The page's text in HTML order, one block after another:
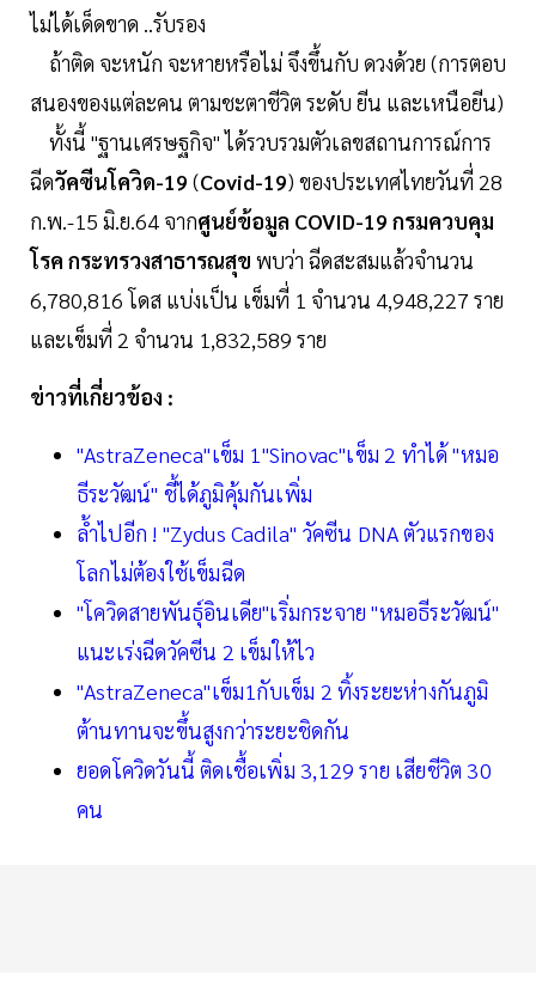
ไม่ได้เด็ดขาด ..รับรอง
ถ้าติด จะหนัก จะหายหรือไม่ จึงขึ้นกับ ดวงด้วย (การตอบ
สนองของแต่ละคน ตามชะตาชีวิต ระดับ ยีน และเหนือยีน)
ทั้งนี้ "ฐานเศรษฐกิจ" ได้รวบรวมตัวเลขสถานการณ์การ
ฉีดวัคซีนโควิด-19 (Covid-19) ของประเทศไทยวันที่ 28
ก.พ.-15 มิ.ย.64 จากศูนย์ข้อมูล COVID-19 กรมควบคุม
โรค กระทรวงสาธารณสุข พบว่า ฉีดสะสมแล้วจำนวน
6,780,816 โดส แบ่งเป็น เข็มที่ 1 จำนวน 4,948,227 ราย
และเข็มที่ 2 จำนวน 1,832,589 ราย
ข่าวที่เกี่ยวข้อง :
"AstraZeneca"เข็ม 1"Sinovac"เข็ม 2 ทำได้ "หมอ
ธีระวัฒน์" ชี้ได้ภูมิคุ้มกันเพิ่ม
ล้ำไปอีก ! "Zydus Cadila" วัคซีน DNA ตัวแรกของ
โลกไม่ต้องใช้เข็มฉีด
"โควิดสายพันธุ์อินเดีย"เริ่มกระจาย "หมอธีระวัฒน์"
แนะเร่งฉีดวัคซีน 2 เข็มให้ไว
"AstraZeneca"เข็ม1กับเข็ม 2 ทิ้งระยะห่างกันภูมิ
ต้านทานจะขึ้นสูงกว่าระยะชิดกัน
ยอดโควิดวันนี้ ติดเชื้อเพิ่ม 3,129 ราย เสียชีวิต 30
คน